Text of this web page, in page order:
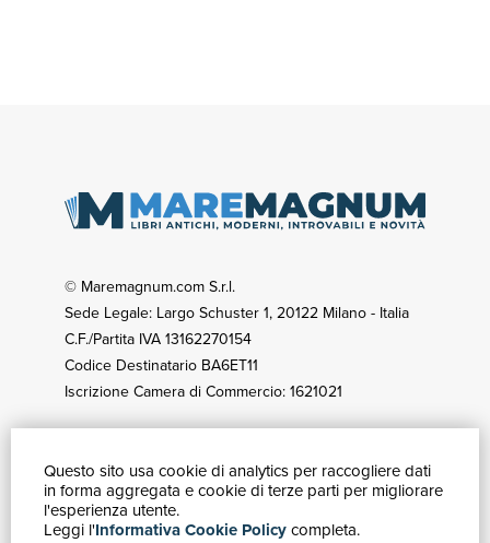
Questo sito usa cookie di analytics per raccogliere dati
in forma aggregata e cookie di terze parti per migliorare
l'esperienza utente.
Leggi l'Informativa Cookie Policycompleta.
© Maremagnum.com S.r.l.
Sede Legale: Largo Schuster 1, 20122 Milano - Italia
C.F./Partita IVA 13162270154
Codice Destinatario BA6ET11
Iscrizione Camera di Commercio: 1621021
GUIDA ACQUISTI
Catalogo
Ricerca avanzata